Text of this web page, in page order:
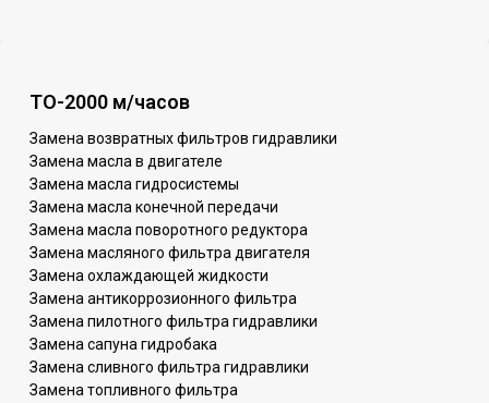
ТО-2000 м/часов
Замена возвратных фильтров гидравлики
Замена масла в двигателе
Замена масла гидросистемы
Замена масла конечной передачи
Замена масла поворотного редуктора
Замена масляного фильтра двигателя
Замена охлаждающей жидкости
Замена антикоррозионного фильтра
Замена пилотного фильтра гидравлики
Замена сапуна гидробака
Замена сливного фильтра гидравлики
Замена топливного фильтра